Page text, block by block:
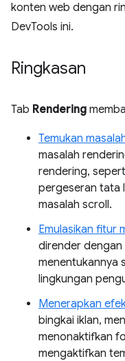
konten web dengan
DevTools ini.
Ringkasan
Tab Rendering
Temukan
masalah
rendering,
pergeseran tata
masalah scroll.
Emulasikan fitur
dirender dengan
menentukannya
lingkungan
Menerapkan
bingkai iklan,
menonaktifkan
mengaktifkan